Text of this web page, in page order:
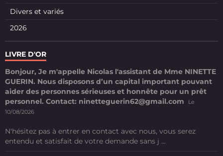
Divers et variés
2026
LIVRE D'OR
Bonjour, Je m'appelle Nicolas l'assistant de Mme NINETTE
GUERIN. Nous disposons d’un capital important pouvant
aider des personnes sérieuses et honnête pour un prêt
personnel. Contact: ninetteguerin62@gmail.com
Le
10/08/2026
N'hésitez pas à entrer en contact avec nous, vous serez
entendu et satisfait de votre demande sans j ...